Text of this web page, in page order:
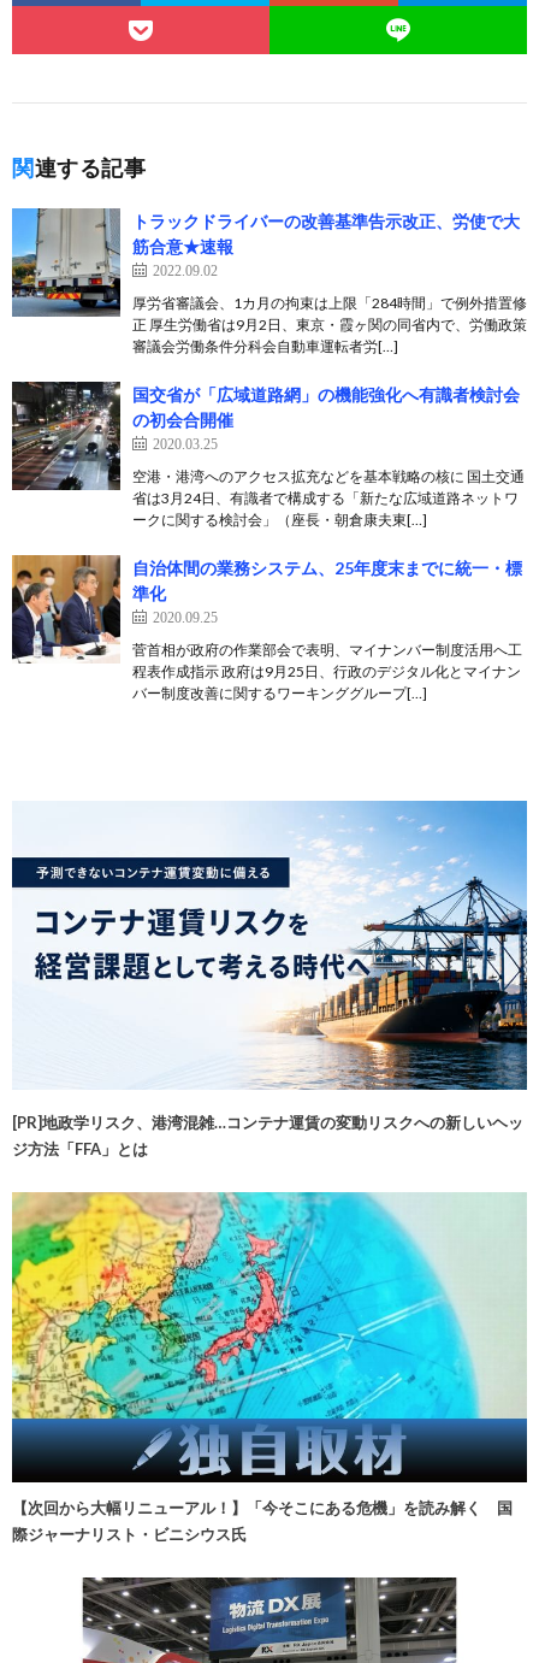
関連する記事
トラックドライバーの改善基準告示改正、労使で大
筋合意★速報
2022.09.02
厚労省審議会、1カ月の拘束は上限「284時間」で例外措置修
正 厚生労働省は9月2日、東京・霞ヶ関の同省内で、労働政策
審議会労働条件分科会自動車運転者労[…]
国交省が「広域道路網」の機能強化へ有識者検討会
の初会合開催
2020.03.25
空港・港湾へのアクセス拡充などを基本戦略の核に 国土交通
省は3月24日、有識者で構成する「新たな広域道路ネットワ
ークに関する検討会」（座長・朝倉康夫東[…]
自治体間の業務システム、25年度末までに統一・標
準化
2020.09.25
菅首相が政府の作業部会で表明、マイナンバー制度活用へ工
程表作成指示 政府は9月25日、行政のデジタル化とマイナン
バー制度改善に関するワーキンググループ[…]
[PR]地政学リスク、港湾混雑…コンテナ運賃の変動リスクへの新しいヘッ
ジ方法「FFA」とは
【次回から大幅リニューアル！】「今そこにある危機」を読み解く 国
際ジャーナリスト・ビニシウス氏